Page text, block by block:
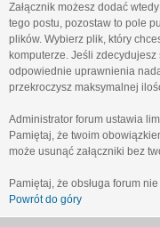
Załącznik możesz dodać
tego postu, pozostaw to pole
plików. Wybierz plik, który
komputerze. Jeśli
odpowiednie uprawnienia
przekroczysz maksymalnej
Administrator forum ustawia
Pamiętaj, że twoim
może usunąć załączniki bez
Pamiętaj, że obsługa forum
Powrót do góry